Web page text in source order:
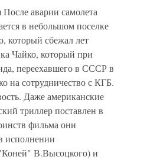
аварии самолета
в небольшом поселке
который сбежал лет
Чайко, который при
переехавшего в СССР в
на сотрудничество с КГБ.
Даже американские
триллер поставлен в
фильма они
исполнении
В.Высоцкого) и